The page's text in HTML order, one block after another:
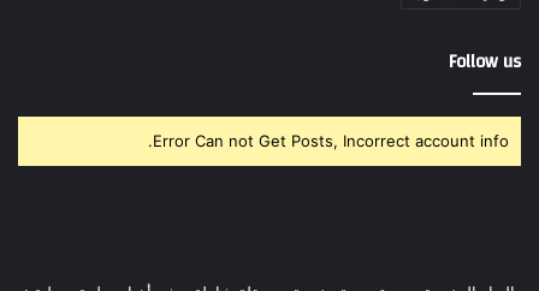
Follow us
Error Can not Get Posts, Incorrect account info.